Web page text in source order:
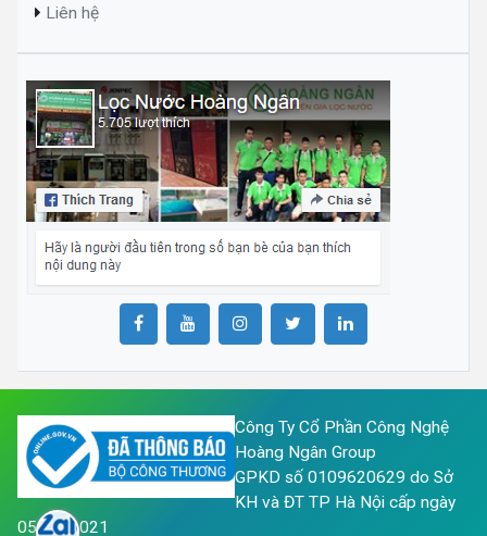
Liên hệ
Công Ty Cổ Phần Công Nghệ
Hoàng Ngân Group
GPKD số 0109620629 do Sở
KH và ĐT TP Hà Nội cấp ngày
05/05/2021